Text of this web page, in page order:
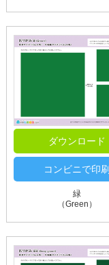
ダウンロード
コンビニで印刷
緑
（Green）